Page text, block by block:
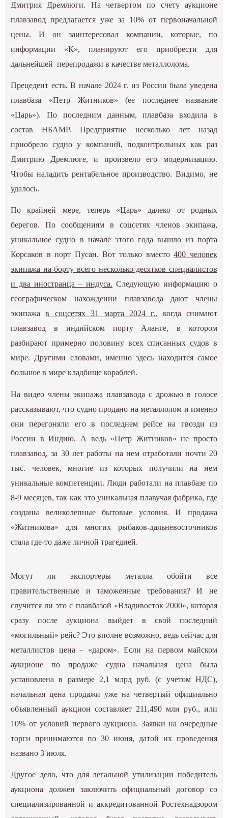
Дмитрия Дремлюги. На четвертом по счету аукционе
плавзавод предлагается уже за 10% от первоначальной
цены. И он заинтересовал компании, которые, по
информации «К», планируют его приобрести для
дальнейшей перепродажи в качестве металлолома.
Прецедент есть. В начале 2024 г. из России была уведена
плавбаза «Петр Житников» (ее последнее название
«Царь»). По последним данным, плавбаза входила в
состав НБАМР. Предприятие несколько лет назад
приобрело судно у компаний, подконтрольных как раз
Дмитрию Дремлюге, и произвело его модернизацию.
Чтобы наладить рентабельное производство. Видимо, не
удалось.
По крайней мере, теперь «Царь» далеко от родных
берегов. По сообщениям в соцсетях членов экипажа,
уникальное судно в начале этого года вышло из порта
Корсаков в порт Пусан. Вот только вместо400 человек
экипажа на борту всего несколько десятков специалистов
и два иностранца – индуса. Следующую информацию о
географическом нахождении плавзавода дают члены
экипажав соцсетях 31 марта 2024 г., когда снимают
плавзавод в индийском порту Аланге, в котором
разбирают примерно половину всех списанных судов в
мире. Другими словами, именно здесь находится самое
большое в мире кладбище кораблей.
На видео члены экипажа плавзавода с дрожью в голосе
рассказывают, что судно продано на металлолом и именно
они перегоняли его в последнем рейсе на гвозди из
России в Индию. А ведь «Петр Житников» не просто
плавзавод, за 30 лет работы на нем отработали почти 20
тыс. человек, многие из которых получили на нем
уникальные компетенции. Люди работали на плавбазе по
8-9 месяцев, так как это уникальная плавучая фабрика, где
созданы великолепные бытовые условия. И продажа
«Житникова» для многих рыбаков-дальневосточников
стала где-то даже личной трагедией.
Могут ли экспортеры металла обойти все
правительственные и таможенные требования? И не
случится ли это с плавбазой «Владивосток 2000», которая
сразу после аукциона выйдет в свой последний
«могильный» рейс? Это вполне возможно, ведь сейчас для
металлистов цена – «даром». Если на первом майском
аукционе по продаже судна начальная цена была
установлена в размере 2,1 млрд руб. (с учетом НДС),
начальная цена продажи уже на четвертый официально
объявленный аукцион составляет 211,490 млн руб., или
10% от условий первого аукциона. Заявки на очередные
торги принимаются по 30 июня, датой их проведения
названо 3 июля.
Другое дело, что для легальной утилизации победитель
аукциона должен заключить официальный договор со
специализированной и аккредитованной Ростехнадзором